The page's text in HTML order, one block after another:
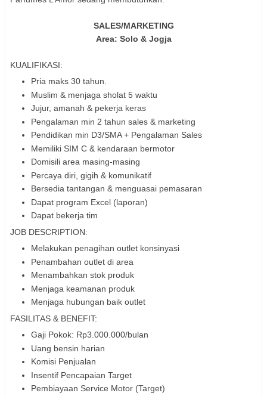
SALES/MARKETING
Area: Solo & Jogja
KUALIFIKASI:
Pria maks 30 tahun.
Muslim & menjaga sholat 5 waktu
Jujur, amanah & pekerja keras
Pengalaman min 2 tahun sales & marketing
Pendidikan min D3/SMA + Pengalaman Sales
Memiliki SIM C & kendaraan bermotor
Domisili area masing-masing
Percaya diri, gigih & komunikatif
Bersedia tantangan & menguasai pemasaran
Dapat program Excel (laporan)
Dapat bekerja tim
JOB DESCRIPTION:
Melakukan penagihan outlet konsinyasi
Penambahan outlet di area
Menambahkan stok produk
Menjaga keamanan produk
Menjaga hubungan baik outlet
FASILITAS & BENEFIT:
Gaji Pokok: Rp3.000.000/bulan
Uang bensin harian
Komisi Penjualan
Insentif Pencapaian Target
Pembiayaan Service Motor (Target)